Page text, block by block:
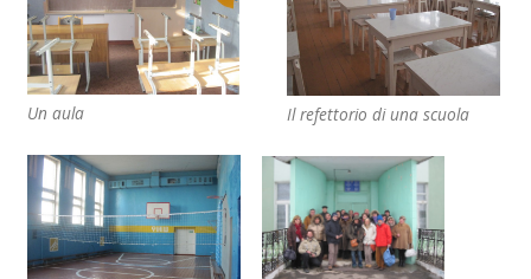
Il refettorio di una scuola
Un aula